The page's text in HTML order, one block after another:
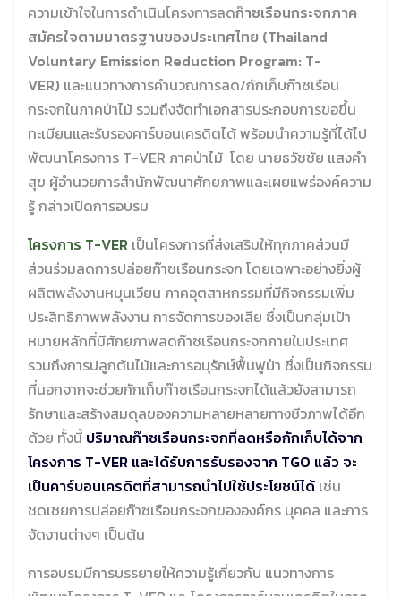
ความเข้าใจในการดำเนินโครงการลดก๊าซเรือนกระจกภาค
สมัครใจตามมาตรฐานของประเทศไทย (Thailand
Voluntary Emission Reduction Program: T-
VER) และแนวทางการคำนวณการลด/กักเก็บก๊าซเรือน
กระจกในภาคป่าไม้ รวมถึงจัดทำเอกสารประกอบการขอขึ้น
ทะเบียนและรับรองคาร์บอนเครดิตได้ พร้อมนำความรู้ที่ได้ไป
พัฒนาโครงการ T-VER ภาคป่าไม้ โดย นายธวัชชัย แสงคำ
สุข ผู้อำนวยการสำนักพัฒนาศักยภาพและเผยแพร่องค์ความ
รู้ กล่าวเปิดการอบรม
โครงการ T-VER เป็นโครงการที่ส่งเสริมให้ทุกภาคส่วนมี
ส่วนร่วมลดการปล่อยก๊าซเรือนกระจก โดยเฉพาะอย่างยิ่งผู้
ผลิตพลังงานหมุนเวียน ภาคอุตสาหกรรมที่มีกิจกรรมเพิ่ม
ประสิทธิภาพพลังงาน การจัดการของเสีย ซึ่งเป็นกลุ่มเป้า
หมายหลักที่มีศักยภาพลดก๊าซเรือนกระจกภายในประเทศ
รวมถึงการปลูกต้นไม้และการอนุรักษ์ฟื้นฟูป่า ซึ่งเป็นกิจกรรม
ที่นอกจากจะช่วยกักเก็บก๊าซเรือนกระจกได้แล้วยังสามารถ
รักษาและสร้างสมดุลของความหลายหลายทางชีวภาพได้อีก
ด้วย ทั้งนี้ ปริมาณก๊าซเรือนกระจกที่ลดหรือกักเก็บได้จาก
โครงการ T-VER และได้รับการรับรองจาก TGO แล้ว จะ
เป็นคาร์บอนเครดิตที่สามารถนำไปใช้ประโยชน์ได้ เช่น
ชดเชยการปล่อยก๊าซเรือนกระจกขององค์กร บุคคล และการ
จัดงานต่างๆ เป็นต้น
การอบรมมีการบรรยายให้ความรู้เกี่ยวกับ แนวทางการ